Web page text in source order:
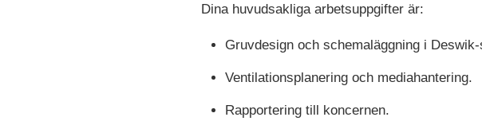
Dina huvudsakliga arbetsuppgifter är:
Gruvdesign och schemaläggning i
Ventilationsplanering och mediahantering.
Rapportering till koncernen.